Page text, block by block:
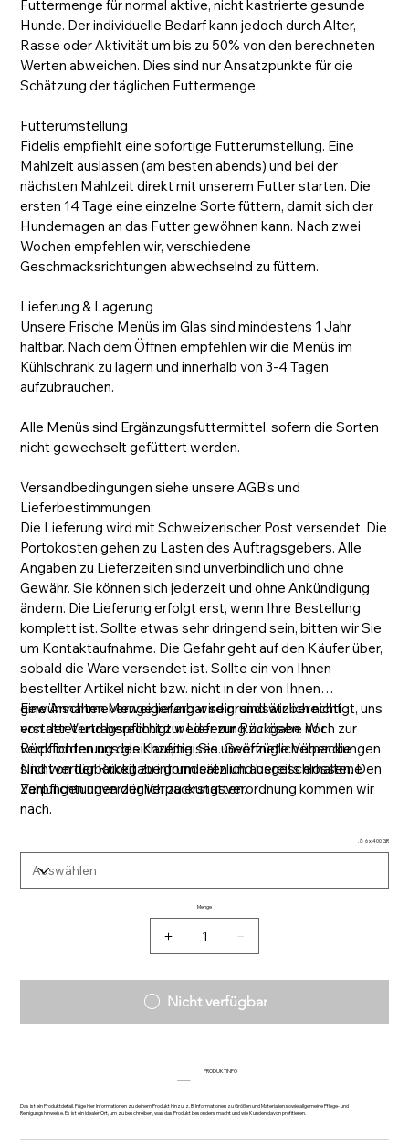
Futtermenge für normal aktive, nicht kastrierte gesunde
Hunde. Der individuelle Bedarf kann jedoch durch Alter,
Rasse oder Aktivität um bis zu 50% von den berechneten
Werten abweichen. Dies sind nur Ansatzpunkte für die
Schätzung der täglichen Futtermenge.
Futterumstellung
Fidelis empfiehlt eine sofortige Futterumstellung. Eine
Mahlzeit auslassen (am besten abends) und bei der
nächsten Mahlzeit direkt mit unserem Futter starten. Die
ersten 14 Tage eine einzelne Sorte füttern, damit sich der
Hundemagen an das Futter gewöhnen kann. Nach zwei
Wochen empfehlen wir, verschiedene
Geschmacksrichtungen abwechselnd zu füttern.
Lieferung & Lagerung
Unsere Frische Menüs im Glas sind mindestens 1 Jahr
haltbar. Nach dem Öffnen empfehlen wir die Menüs im
Kühlschrank zu lagern und innerhalb von 3-4 Tagen
aufzubrauchen.
Alle Menüs sind Ergänzungsfuttermittel, sofern die Sorten
nicht gewechselt gefüttert werden.
Versandbedingungen siehe unsere AGB's und
Lieferbestimmungen.
Die Lieferung wird mit Schweizerischer Post versendet. Die
Portokosten gehen zu Lasten des Auftragsgebers. Alle
Angaben zu Lieferzeiten sind unverbindlich und ohne
Gewähr. Sie können sich jederzeit und ohne Ankündigung
ändern. Die Lieferung erfolgt erst, wenn Ihre Bestellung
komplett ist. Sollte etwas sehr dringend sein, bitten wir Sie
um Kontaktaufnahme. Die Gefahr geht auf den Käufer über,
sobald die Ware versendet ist. Sollte ein von Ihnen
bestellter Artikel nicht bzw. nicht in der von Ihnen
gewünschten Menge lieferbar sein, sind wir berechtigt, uns
von der Vertragspflicht zur Lieferung zu lösen. Wir
verpflichten uns gleichzeitig, Sie unverzüglich über die
Nichtverfügbarkeit zu informieren und bereits erhaltene
Zahlungen unverzüglich zu erstatten.
Eine Annahmeverweigerung wird grundsätzlich nicht
erstattet und berechtigt weder zur Rückgabe noch zur
Rückforderung des Kaufpreises. Geöffnete Verpackungen
sind von der Rückgabe grundsätzlich ausgeschlossen. Den
Verpflichtungen der Verpackungsverordnung kommen wir
nach.
🫙 6 x 400 GR.
Menge
Nicht verfügbar
PRODUKTINFO
Das ist ein Produktdetail. Füge hier Informationen zu deinem Produkt hinzu, z. B. Informationen zu Größen und Materialien sowie allgemeine Pflege- und
Reinigungshinweise. Es ist ein idealer Ort, um zu beschreiben, was das Produkt besonders macht und wie Kunden davon profitieren.